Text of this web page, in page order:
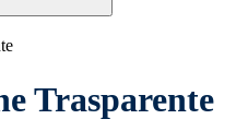
Trasparente